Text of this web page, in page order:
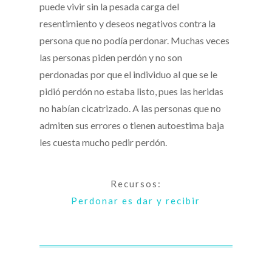
puede vivir sin la pesada carga del
resentimiento y deseos negativos contra la
persona que no podía perdonar. Muchas veces
las personas piden perdón y no son
perdonadas por que el individuo al que se le
pidió perdón no estaba listo, pues las heridas
no habían cicatrizado. A las personas que no
admiten sus errores o tienen autoestima baja
les cuesta mucho pedir perdón.
Recursos:
Perdonar es dar y recibir